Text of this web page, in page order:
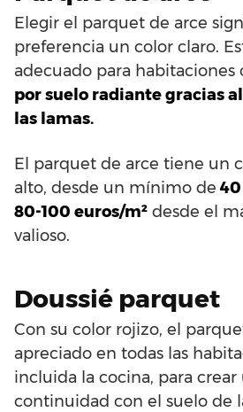
Elegir el parquet de arce
preferencia un color claro.
adecuado para habitaciones
por suelo radiante gracias
las lamas.
El parquet de arce tiene un
alto, desde un mínimo de
80-100 euros/m² desde el
valioso.
Doussié parquet
Con su color rojizo, el
apreciado en todas las
incluida la cocina, para
continuidad con el suelo de